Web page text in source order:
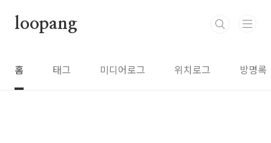
loopang
홈 태그 미디어로그 위치로그 방명록